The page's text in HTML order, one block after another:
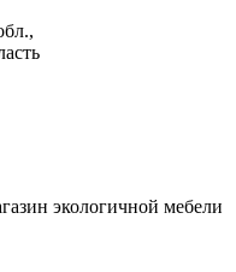
экологичной мебели